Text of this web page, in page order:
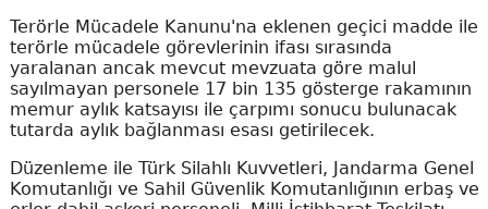
Terörle Mücadele Kanunu'na eklenen geçici madde ile
terörle mücadele görevlerinin ifası sırasında
yaralanan ancak mevcut mevzuata göre malul
sayılmayan personele 17 bin 135 gösterge rakamının
memur aylık katsayısı ile çarpımı sonucu bulunacak
tutarda aylık bağlanması esası getirilecek.
Düzenleme ile Türk Silahlı Kuvvetleri, Jandarma Genel
Komutanlığı ve Sahil Güvenlik Komutanlığının erbaş ve